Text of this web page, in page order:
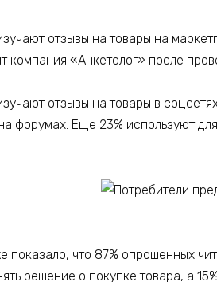
отзывы на товары на
компания «Анкетолог» после
отзывы на товары в
форумах. Еще 23% используют
показало, что 87% опрошенных
решение о покупке товара, а